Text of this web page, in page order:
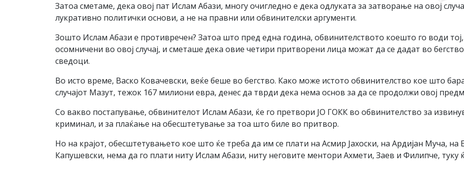
Затоа сметаме, дека овој пат Ислам Абази, многу очигледно е дека одлуката за затворање на овој
лукративно политички основи, а не на правни или обвинителски аргументи.
Зошто Ислам Абази е противречен? Затоа што пред една година, обвинителството коешто го води
осомничени во овој случај, и сметаше дека овие четири притворени лица можат да се дадат во
сведоци.
Во исто време, Васко Ковачевски, веќе беше во бегство. Како може истото обвинителство кое што
случајот Мазут, тежок 167 милиони евра, денес да тврди дека нема основ за да се продолжи овој
Со вакво постапување, обвинителот Ислам Абази, ќе го претвори ЈО ГОКК во обвинителство за
криминал, и за плаќање на обесштетување за тоа што биле во притвор.
Но на крајот, обесштетувањето кое што ќе треба да им се плати на Асмир Јахоски, на Ардијан Муча, на
Капушевски, нема да го плати ниту Ислам Абази, ниту неговите ментори Ахмети, Заев и Филипче, туку